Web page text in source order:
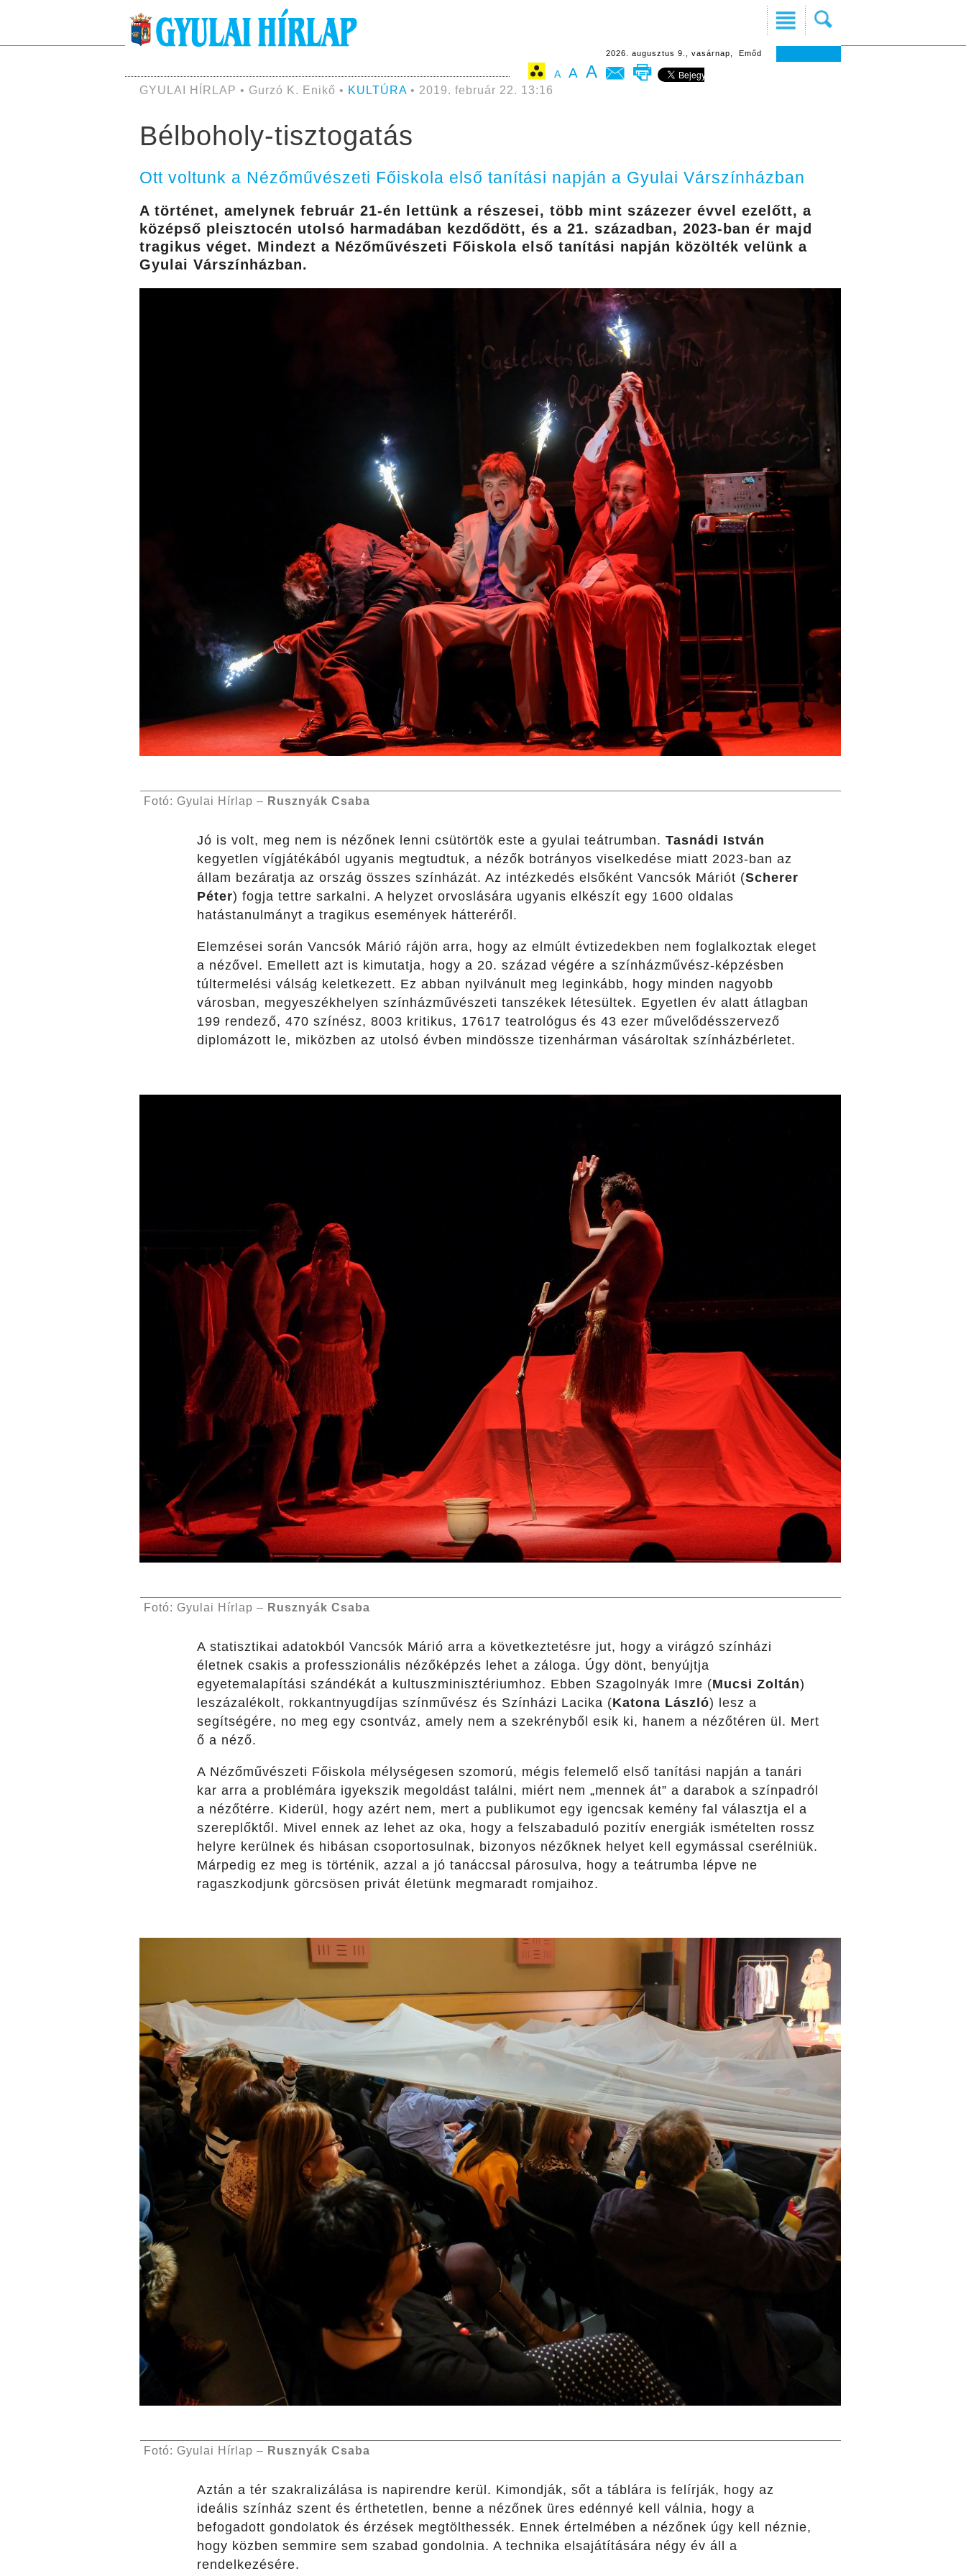
2026. augusztus 9., vasárnap, Emőd
A A A
GYULAI HÍRLAP • Gurzó K. Enikő • KULTÚRA• 2019. február 22. 13:16
Bélboholy-tisztogatás
Ott voltunk a Nézőművészeti Főiskola első tanítási napján a Gyulai Várszínházban
A történet, amelynek február 21-én lettünk a részesei, több mint százezer évvel ezelőtt, a
középső pleisztocén utolsó harmadában kezdődött, és a 21. században, 2023-ban ér majd
tragikus véget. Mindezt a Nézőművészeti Főiskola első tanítási napján közölték velünk a
Gyulai Várszínházban.
Fotó: Gyulai Hírlap – Rusznyák Csaba
Jó is volt, meg nem is nézőnek lenni csütörtök este a gyulai teátrumban. Tasnádi István
kegyetlen vígjátékából ugyanis megtudtuk, a nézők botrányos viselkedése miatt 2023-ban az
állam bezáratja az ország összes színházát. Az intézkedés elsőként Vancsók Máriót (Scherer
Péter) fogja tettre sarkalni. A helyzet orvoslására ugyanis elkészít egy 1600 oldalas
hatástanulmányt a tragikus események hátteréről.
Elemzései során Vancsók Márió rájön arra, hogy az elmúlt évtizedekben nem foglalkoztak eleget
a nézővel. Emellett azt is kimutatja, hogy a 20. század végére a színházművész-képzésben
túltermelési válság keletkezett. Ez abban nyilvánult meg leginkább, hogy minden nagyobb
városban, megyeszékhelyen színházművészeti tanszékek létesültek. Egyetlen év alatt átlagban
199 rendező, 470 színész, 8003 kritikus, 17617 teatrológus és 43 ezer művelődésszervező
diplomázott le, miközben az utolsó évben mindössze tizenhárman vásároltak színházbérletet.
Fotó: Gyulai Hírlap – Rusznyák Csaba
A statisztikai adatokból Vancsók Márió arra a következtetésre jut, hogy a virágzó színházi
életnek csakis a professzionális nézőképzés lehet a záloga. Úgy dönt, benyújtja
egyetemalapítási szándékát a kultuszminisztériumhoz. Ebben Szagolnyák Imre (Mucsi Zoltán)
leszázalékolt, rokkantnyugdíjas színművész és Színházi Lacika (Katona László) lesz a
segítségére, no meg egy csontváz, amely nem a szekrényből esik ki, hanem a nézőtéren ül. Mert
ő a néző.
A Nézőművészeti Főiskola mélységesen szomorú, mégis felemelő első tanítási napján a tanári
kar arra a problémára igyekszik megoldást találni, miért nem „mennek át” a darabok a színpadról
a nézőtérre. Kiderül, hogy azért nem, mert a publikumot egy igencsak kemény fal választja el a
szereplőktől. Mivel ennek az lehet az oka, hogy a felszabaduló pozitív energiák ismételten rossz
helyre kerülnek és hibásan csoportosulnak, bizonyos nézőknek helyet kell egymással cserélniük.
Márpedig ez meg is történik, azzal a jó tanáccsal párosulva, hogy a teátrumba lépve ne
ragaszkodjunk görcsösen privát életünk megmaradt romjaihoz.
Fotó: Gyulai Hírlap – Rusznyák Csaba
Aztán a tér szakralizálása is napirendre kerül. Kimondják, sőt a táblára is felírják, hogy az
ideális színház szent és érthetetlen, benne a nézőnek üres edénnyé kell válnia, hogy a
befogadott gondolatok és érzések megtölthessék. Ennek értelmében a nézőnek úgy kell néznie,
hogy közben semmire sem szabad gondolnia. A technika elsajátítására négy év áll a
rendelkezésére.